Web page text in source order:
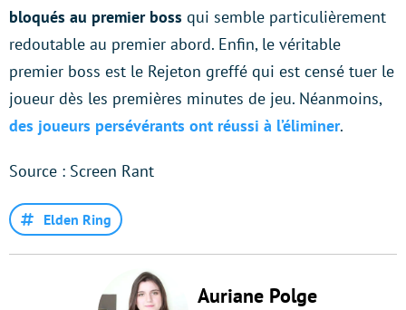
bloqués au premier boss qui semble particulièrement
redoutable au premier abord. Enfin, le véritable
premier boss est le Rejeton greffé qui est censé tuer le
joueur dès les premières minutes de jeu. Néanmoins,
des joueurs persévérants ont réussi à l’éliminer.
Source : Screen Rant
Elden Ring
Auriane Polge